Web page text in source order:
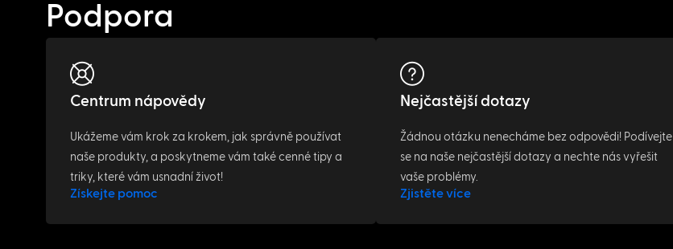
Podpora
Centrum nápovědy
Ukážeme vám krok za krokem, jak správně používat
naše produkty, a poskytneme vám také cenné tipy a
triky, které vám usnadní život!
Získejte pomoc
Nejčastější dotazy
Žádnou otázku nenecháme bez odpovědi! Podívejte
se na naše nejčastější dotazy a nechte nás vyřešit
vaše problémy.
Zjistěte více